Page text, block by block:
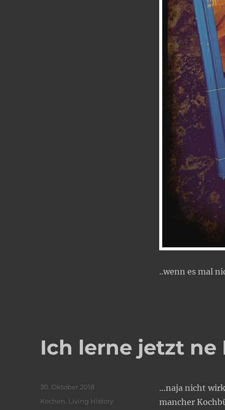
..wenn es mal
Ich lerne jetzt
…naja nicht
mancher
Veröffentlicht
30. Oktober 2018
Kategorien
Kochen Living History